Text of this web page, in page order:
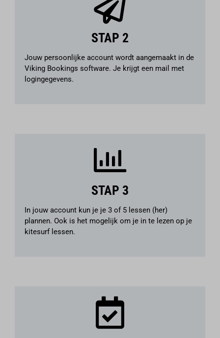
STAP 2
Jouw persoonlijke account wordt aangemaakt in de
Viking Bookings software. Je krijgt een mail met
logingegevens.
STAP 3
In jouw account kun je je 3 of 5 lessen (her)
plannen. Ook is het mogelijk om je in te lezen op je
kitesurf lessen.